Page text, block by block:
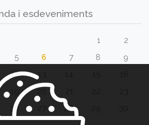
i esdeveniments
1
2
5 6 7 8
9
12 13
20
26 28